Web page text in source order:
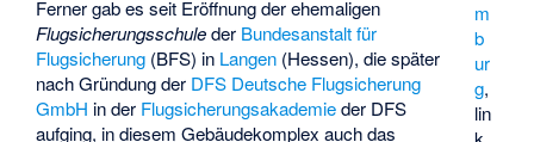
m
b
ur
g,
lin
Ferner gab es seit Eröffnung der ehemaligen
Flugsicherungsschuleder Bundesanstalt für
Flugsicherung (BFS) in Langen (Hessen), die später
nach Gründung der DFS Deutsche Flugsicherung
GmbH in der Flugsicherungsakademieder DFS
aufging, in diesem Gebäudekomplex auch das